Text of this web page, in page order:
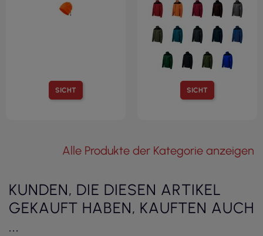
SICHT SICHT
Alle Produkte der Kategorie anzeigen
KUNDEN, DIE DIESEN ARTIKEL
GEKAUFT HABEN, KAUFTEN AUCH
...